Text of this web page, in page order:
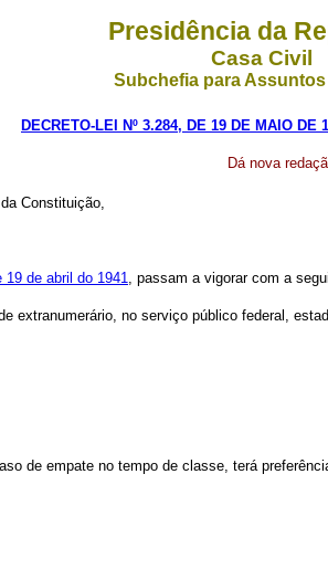
Presidência da
Casa Civil
Subchefia para
DECRETO-LEI Nº 3.284, DE 19 DE MAIO DE
Dá nova
Constituição,
19 de abril do 1941, passam a vigorar com a
extranumerário, no serviço público federal,
de empate no tempo de classe, terá